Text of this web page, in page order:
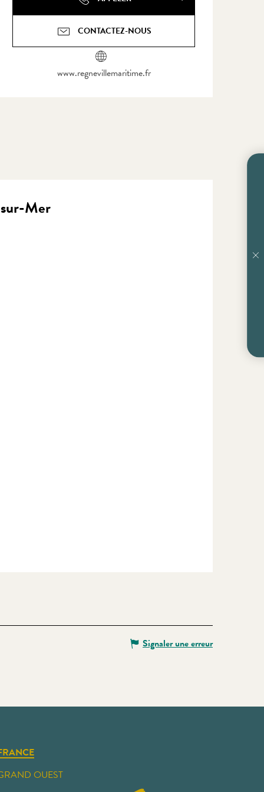
CONTACTEZ-NOUS
www.regnevillemaritime.fr
Mer
Signaler une erreur
OUEST